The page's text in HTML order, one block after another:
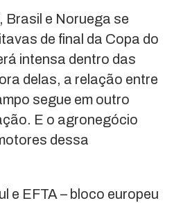
Brasil e Noruega se
de final da Copa do
intensa dentro das
delas, a relação entre
segue em outro
E o agronegócio
dessa
e EFTA – bloco europeu